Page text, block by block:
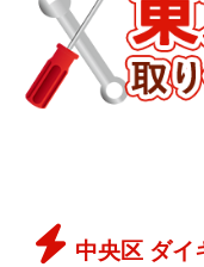
中央区 ダイ